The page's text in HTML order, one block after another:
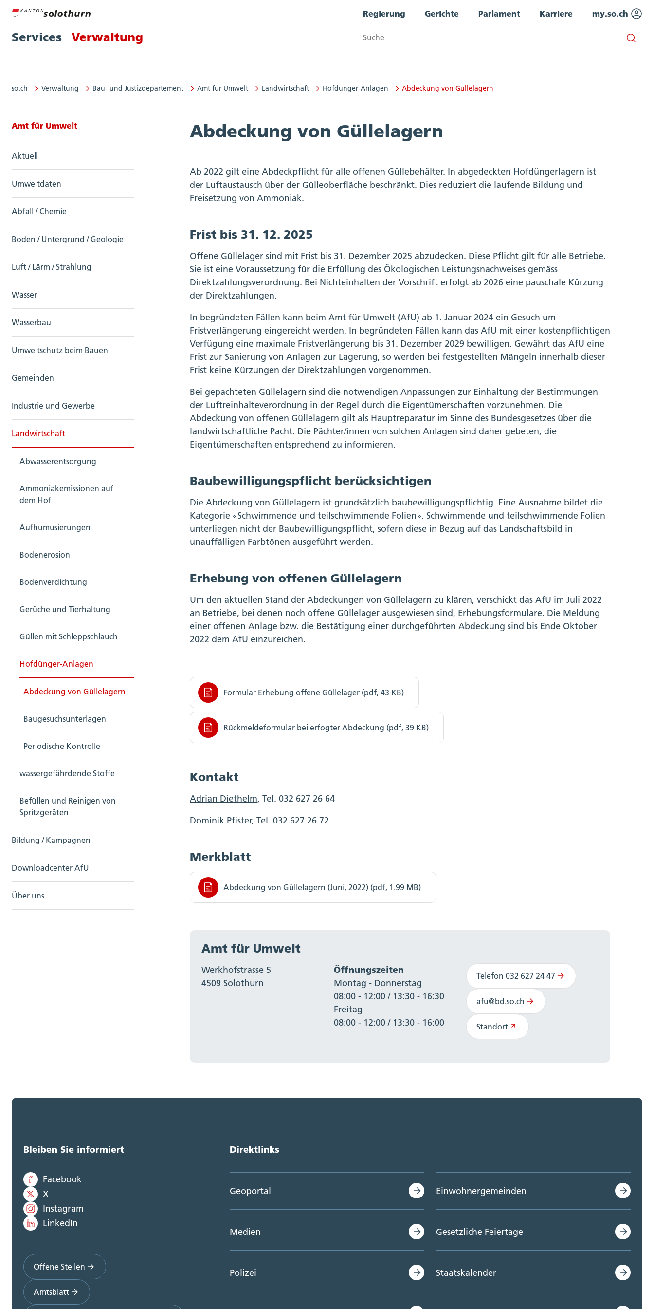
Services Verwaltung
Regierung Gerichte Parlament Karriere my.so.ch
Suchen
so.ch Verwaltung Bau- und Justizdepartement Amt für Umwelt Landwirtschaft Hofdünger-Anlagen Abdeckung von Güllelagern
Seitennavigation: Amt für Umwelt
Amt für Umwelt
Aktuell
Umweltdaten
Abfall / Chemie
Boden / Untergrund / Geologie
Luft / Lärm / Strahlung
Wasser
Wasserbau
Umweltschutz beim Bauen
Gemeinden
Industrie und Gewerbe
Landwirtschaft
Abwasserentsorgung
Ammoniakemissionen auf
dem Hof
Aufhumusierungen
Bodenerosion
Bodenverdichtung
Gerüche und Tierhaltung
Güllen mit Schleppschlauch
Hofdünger-Anlagen
Abdeckung von Güllelagern
Baugesuchsunterlagen
Periodische Kontrolle
wassergefährdende Stoffe
Befüllen und Reinigen von
Spritzgeräten
Bildung / Kampagnen
Downloadcenter AfU
Über uns
Abdeckung von Güllelagern
Ab 2022 gilt eine Abdeckpflicht für alle offenen Güllebehälter. In abgedeckten Hofdüngerlagern ist
der Luftaustausch über der Gülleoberfläche beschränkt. Dies reduziert die laufende Bildung und
Freisetzung von Ammoniak.
Frist bis 31. 12. 2025
Offene Güllelager sind mit Frist bis 31. Dezember 2025 abzudecken. Diese Pflicht gilt für alle Betriebe.
Sie ist eine Voraussetzung für die Erfüllung des Ökologischen Leistungsnachweises gemäss
Direktzahlungsverordnung. Bei Nichteinhalten der Vorschrift erfolgt ab 2026 eine pauschale Kürzung
der Direktzahlungen.
In begründeten Fällen kann beim Amt für Umwelt (AfU) ab 1. Januar 2024 ein Gesuch um
Fristverlängerung eingereicht werden. In begründeten Fällen kann das AfU mit einer kostenpflichtigen
Verfügung eine maximale Fristverlängerung bis 31. Dezember 2029 bewilligen. Gewährt das AfU eine
Frist zur Sanierung von Anlagen zur Lagerung, so werden bei festgestellten Mängeln innerhalb dieser
Frist keine Kürzungen der Direktzahlungen vorgenommen.
Bei gepachteten Güllelagern sind die notwendigen Anpassungen zur Einhaltung der Bestimmungen
der Luftreinhalteverordnung in der Regel durch die Eigentümerschaften vorzunehmen. Die
Abdeckung von offenen Güllelagern gilt als Hauptreparatur im Sinne des Bundesgesetzes über die
landwirtschaftliche Pacht. Die Pächter/innen von solchen Anlagen sind daher gebeten, die
Eigentümerschaften entsprechend zu informieren.
Baubewilligungspflicht berücksichtigen
Die Abdeckung von Güllelagern ist grundsätzlich baubewilligungspflichtig. Eine Ausnahme bildet die
Kategorie «Schwimmende und teilschwimmende Folien». Schwimmende und teilschwimmende Folien
unterliegen nicht der Baubewilligungspflicht, sofern diese in Bezug auf das Landschaftsbild in
unauffälligen Farbtönen ausgeführt werden.
Erhebung von offenen Güllelagern
Um den aktuellen Stand der Abdeckungen von Güllelagern zu klären, verschickt das AfU im Juli 2022
an Betriebe, bei denen noch offene Güllelager ausgewiesen sind, Erhebungsformulare. Die Meldung
einer offenen Anlage bzw. die Bestätigung einer durchgeführten Abdeckung sind bis Ende Oktober
2022 dem AfU einzureichen.
Formular Erhebung offene Güllelager (pdf, 43 KB)
Rückmeldeformular bei erfogter Abdeckung (pdf, 39 KB)
Kontakt
Adrian Diethelm, Tel. 032 627 26 64
Dominik Pfister, Tel. 032 627 26 72
Merkblatt
Abdeckung von Güllelagern (Juni, 2022) (pdf, 1.99 MB)
Amt für Umwelt
Werkhofstrasse 5
4509 Solothurn
Öffnungszeiten
Montag - Donnerstag
08:00 - 12:00 / 13:30 - 16:30
Freitag
08:00 - 12:00 / 13:30 - 16:00
Telefon 032 627 24 47
afu@bd.so.ch
Standort
Bleiben Sie informiert
Facebook
X
Instagram
LinkedIn
Offene Stellen
Amtsblatt
Direktlinks
Geoportal
Medien
Polizei
Einwohnergemeinden
Gesetzliche Feiertage
Staatskalender